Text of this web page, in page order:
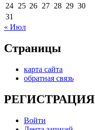
24 25 26 27 28 29 30
31
« Июл
Страницы
карта сайта
обратная связь
РЕГИСТРАЦИЯ
Войти